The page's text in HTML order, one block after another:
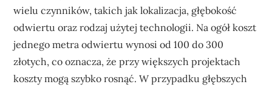
wielu czynników, takich jak lokalizacja, głębokość
odwiertu oraz rodzaj użytej technologii. Na ogół koszt
jednego metra odwiertu wynosi od 100 do 300
złotych, co oznacza, że przy większych projektach
koszty mogą szybko rosnąć. W przypadku głębszych